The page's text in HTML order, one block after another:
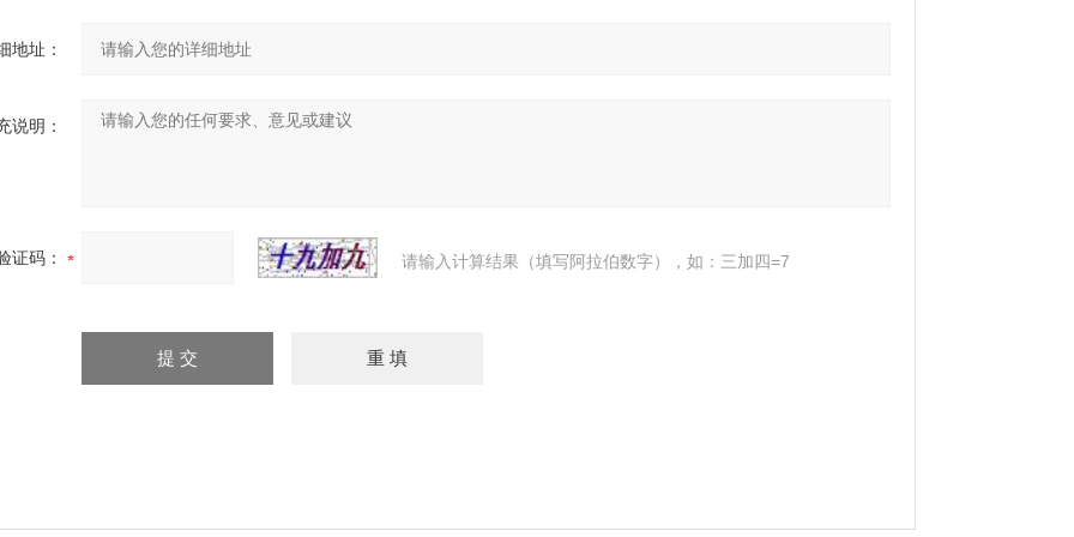
地址：
说明：
证码： 请输入计算结果（填写阿拉伯数字），如：三加四=7